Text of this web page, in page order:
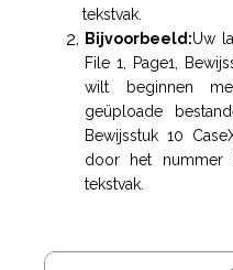
tekstvak.
Bijvoorbeeld:Uw
File 1, Page1,
wilt beginnen
geüploade
Bewijsstuk 10
door het nummer
tekstvak.